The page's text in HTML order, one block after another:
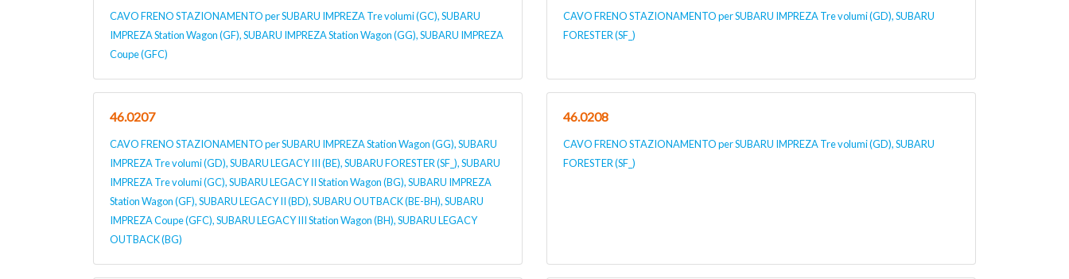
CAVO FRENO STAZIONAMENTO per SUBARU IMPREZA Tre volumi (GC), SUBARU
IMPREZA Station Wagon (GF), SUBARU IMPREZA Station Wagon (GG), SUBARU IMPREZA
Coupe (GFC)
CAVO FRENO STAZIONAMENTO per SUBARU IMPREZA Tre volumi (GD), SUBARU
FORESTER (SF_)
46.0207
CAVO FRENO STAZIONAMENTO per SUBARU IMPREZA Station Wagon (GG), SUBARU
IMPREZA Tre volumi (GD), SUBARU LEGACY III (BE), SUBARU FORESTER (SF_), SUBARU
IMPREZA Tre volumi (GC), SUBARU LEGACY II Station Wagon (BG), SUBARU IMPREZA
Station Wagon (GF), SUBARU LEGACY II (BD), SUBARU OUTBACK (BE-BH), SUBARU
IMPREZA Coupe (GFC), SUBARU LEGACY III Station Wagon (BH), SUBARU LEGACY
OUTBACK (BG)
46.0208
CAVO FRENO STAZIONAMENTO per SUBARU IMPREZA Tre volumi (GD), SUBARU
FORESTER (SF_)